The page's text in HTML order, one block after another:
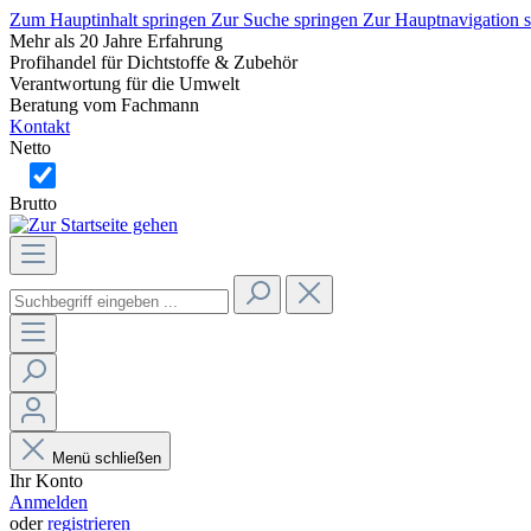
Zum Hauptinhalt springen Zur Suche springen Zur Hauptnavigation
Mehr als 20 Jahre Erfahrung
Profihandel für Dichtstoffe & Zubehör
Verantwortung für die Umwelt
Beratung vom Fachmann
Kontakt
Netto
Brutto
Menü schließen
Ihr Konto
Anmelden
oderregistrieren